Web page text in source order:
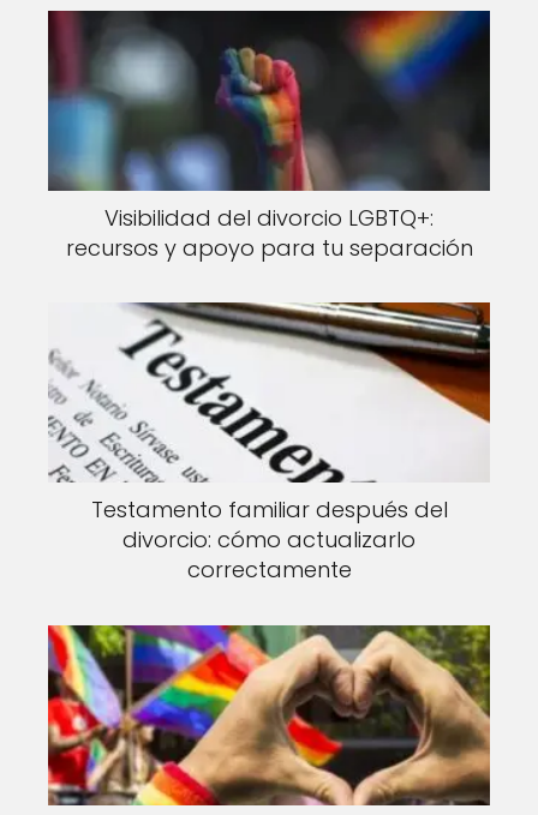
Visibilidad del divorcio LGBTQ+:
recursos y apoyo para tu separación
Testamento familiar después del
divorcio: cómo actualizarlo
correctamente